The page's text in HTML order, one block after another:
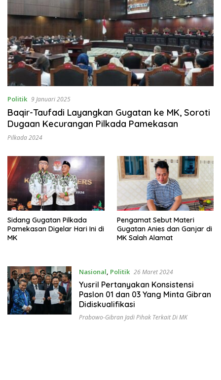
Politik 9 Januari 2025
Baqir-Taufadi Layangkan Gugatan ke MK, Soroti
Dugaan Kecurangan Pilkada Pamekasan
Pilkada 2024
Sidang Gugatan Pilkada
Pamekasan Digelar Hari Ini di
MK
Pengamat Sebut Materi
Gugatan Anies dan Ganjar di
MK Salah Alamat
Nasional, Politik 26 Maret 2024
Yusril Pertanyakan Konsistensi
Paslon 01 dan 03 Yang Minta Gibran
Didiskualifikasi
Prabowo-Gibran Jadi Pihak Terkait Di MK